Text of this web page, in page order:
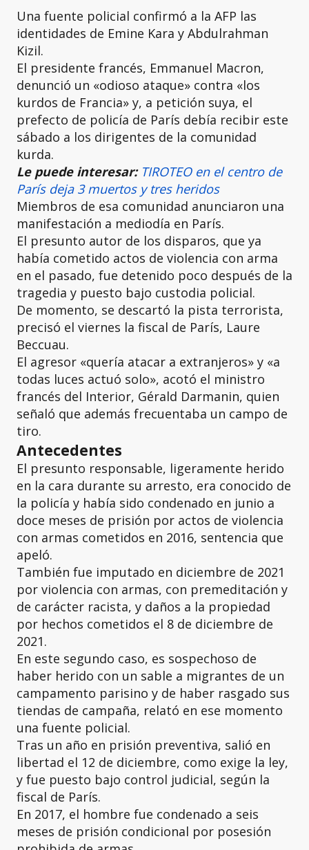
Una fuente policial confirmó a la AFP las
identidades de Emine Kara y Abdulrahman
Kizil.
El presidente francés, Emmanuel Macron,
denunció un «odioso ataque» contra «los
kurdos de Francia» y, a petición suya, el
prefecto de policía de París debía recibir este
sábado a los dirigentes de la comunidad
kurda.
Le puede interesar: TIROTEO en el centro de
París deja 3 muertos y tres heridos
Miembros de esa comunidad anunciaron una
manifestación a mediodía en París.
El presunto autor de los disparos, que ya
había cometido actos de violencia con arma
en el pasado, fue detenido poco después de la
tragedia y puesto bajo custodia policial.
De momento, se descartó la pista terrorista,
precisó el viernes la fiscal de París, Laure
Beccuau.
El agresor «quería atacar a extranjeros» y «a
todas luces actuó solo», acotó el ministro
francés del Interior, Gérald Darmanin, quien
señaló que además frecuentaba un campo de
tiro.
Antecedentes
El presunto responsable, ligeramente herido
en la cara durante su arresto, era conocido de
la policía y había sido condenado en junio a
doce meses de prisión por actos de violencia
con armas cometidos en 2016, sentencia que
apeló.
También fue imputado en diciembre de 2021
por violencia con armas, con premeditación y
de carácter racista, y daños a la propiedad
por hechos cometidos el 8 de diciembre de
2021.
En este segundo caso, es sospechoso de
haber herido con un sable a migrantes de un
campamento parisino y de haber rasgado sus
tiendas de campaña, relató en ese momento
una fuente policial.
Tras un año en prisión preventiva, salió en
libertad el 12 de diciembre, como exige la ley,
y fue puesto bajo control judicial, según la
fiscal de París.
En 2017, el hombre fue condenado a seis
meses de prisión condicional por posesión